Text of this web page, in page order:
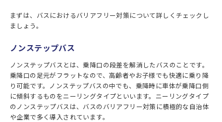
まずは、バスにおけるバリアフリー対策について詳しくチェックし
ましょう。
ノンステップバス
ノンステップバスとは、乗降口の段差を解消したバスのことです。
乗降口の足元がフラットなので、高齢者やお子様でも快適に乗り降
り可能です。ノンステップバスの中でも、乗降時に車体が乗降口側
に傾斜するものをニーリングタイプといいます。ニーリングタイプ
のノンステップバスは、バスのバリアフリー対策に積極的な自治体
や企業で多く導入されています。